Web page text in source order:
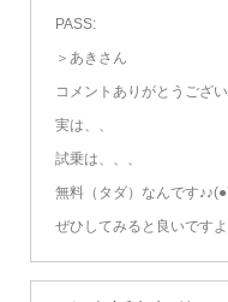
PASS:
＞あきさん
コメントありがとうござ
実は、、
試乗は、、、
無料（タダ）なんです
ぜひしてみると良いですよ